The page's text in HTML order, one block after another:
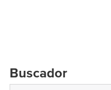
Buscador